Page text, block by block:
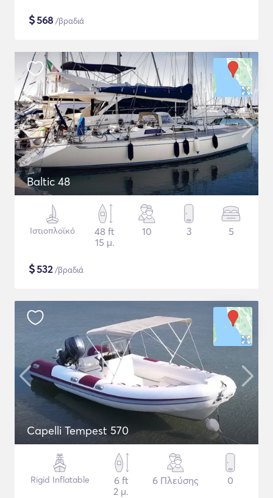
$568 /βραδιά
Baltic 48
Ιστιοπλοϊκό
48 ft
15 μ.
10 3 5
$532/βραδιά
Capelli Tempest 570
Rigid Inflatable
6 ft
2 μ.
6 Πλεύσης 0